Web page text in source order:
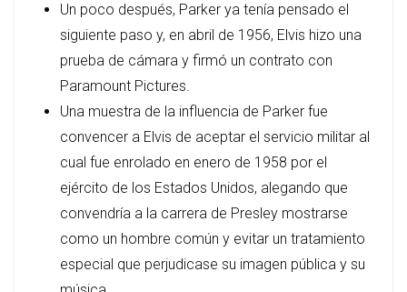
Un poco después, Parker ya tenía pensado el
siguiente paso y, en abril de 1956, Elvis hizo una
prueba de cámara y firmó un contrato con
Paramount Pictures.
Una muestra de la influencia de Parker fue
convencer a Elvis de aceptar el servicio militar al
cual fue enrolado en enero de 1958 por el
ejército de los Estados Unidos, alegando que
convendría a la carrera de Presley mostrarse
como un hombre común y evitar un tratamiento
especial que perjudicase su imagen pública y su